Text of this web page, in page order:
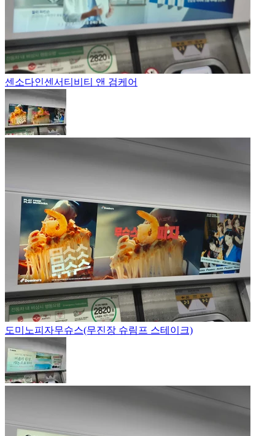
센소다인센서티비티 앤 검케어
도미노피자무슈스(무진장 슈림프 스테이크)